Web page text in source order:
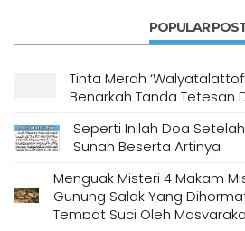
POPULAR
Tinta Merah
Benarkah Tanda Tetesan
Seperti Inilah Doa
Sunah Beserta Artinya
Menguak Misteri 4 Makam
Gunung Salak Yang
Tempat Suci Oleh